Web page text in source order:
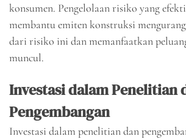
konsumen. Pengelolaan risiko yang
membantu emiten konstruksi
dari risiko ini dan memanfaatkan
muncul.
Investasi dalam Penelitian
Pengembangan
Investasi dalam penelitian dan